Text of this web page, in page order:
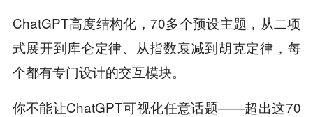
ChatGPT高度结构化，70多个预设主题，从二项
式展开到库仑定律、从指数衰减到胡克定律，每
个都有专门设计的交互模块。
你不能让ChatGPT可视化任意话题——超出这70